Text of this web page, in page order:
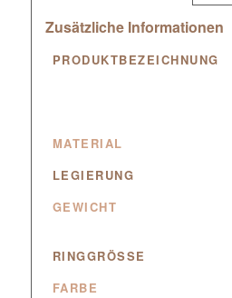
Zusätzliche Informationen
PRODUKTBEZEICHNUNG
MATERIAL
LEGIERUNG
GEWICHT
RINGGRÖSSE
FARBE